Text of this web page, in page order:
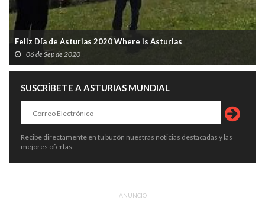
Feliz Día de Asturias 2020 Where is Asturias
06 de Sep de 2020
SUSCRÍBETE A ASTURIAS MUNDIAL
Recibe directamente en tu buzón nuestras noticias destacadas y las
mejores ofertas.
ANUNCIO